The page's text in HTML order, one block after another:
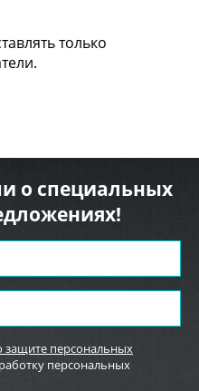
только
о специальных
защите персональных
персональных